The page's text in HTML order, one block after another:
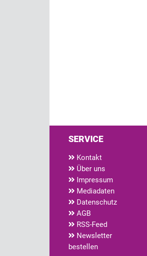
SERVICE
Kontakt
Über uns
Impressum
Mediadaten
Datenschutz
AGB
RSS-Feed
Newsletter
bestellen